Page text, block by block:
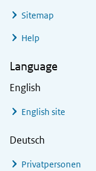
Sitemap
Help
Language
English
English site
Deutsch
Privatpersonen